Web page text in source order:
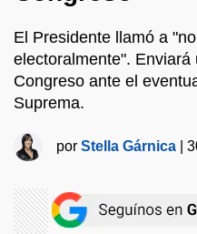
El Presidente llamó a
electoralmente". Enviará
Congreso ante el
Suprema.
porStella Gárnica |